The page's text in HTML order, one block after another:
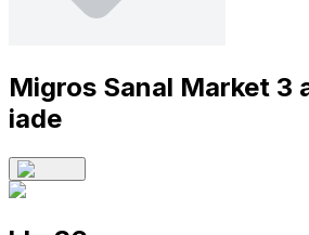
Migros Sanal Market 3
iade